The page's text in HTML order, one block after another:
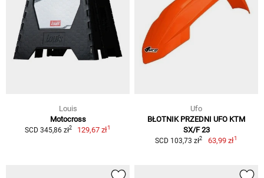
Louis
Motocross
SCD 345,86 zł2 129,67 zł1
Ufo
BŁOTNIK PRZEDNI UFO KTM
SX/F 23
SCD 103,73 zł2 63,99 zł1